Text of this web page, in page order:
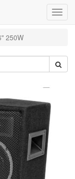
250W